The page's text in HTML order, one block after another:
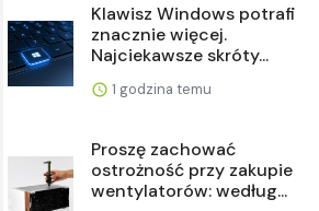
Klawisz Windows potrafi
znacznie więcej.
Najciekawsze skróty...
1 godzina temu
Proszę zachować
ostrożność przy zakupie
wentylatorów: według...